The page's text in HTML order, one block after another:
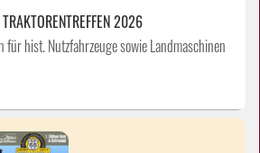
2026
für hist. Nutzfahrzeuge sowie Landmaschinen